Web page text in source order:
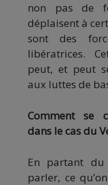
non pas de
déplaisent à
sont des
libératrices.
peut, et peut
aux luttes de
Comment se
dans le cas du
En partant
parler, ce